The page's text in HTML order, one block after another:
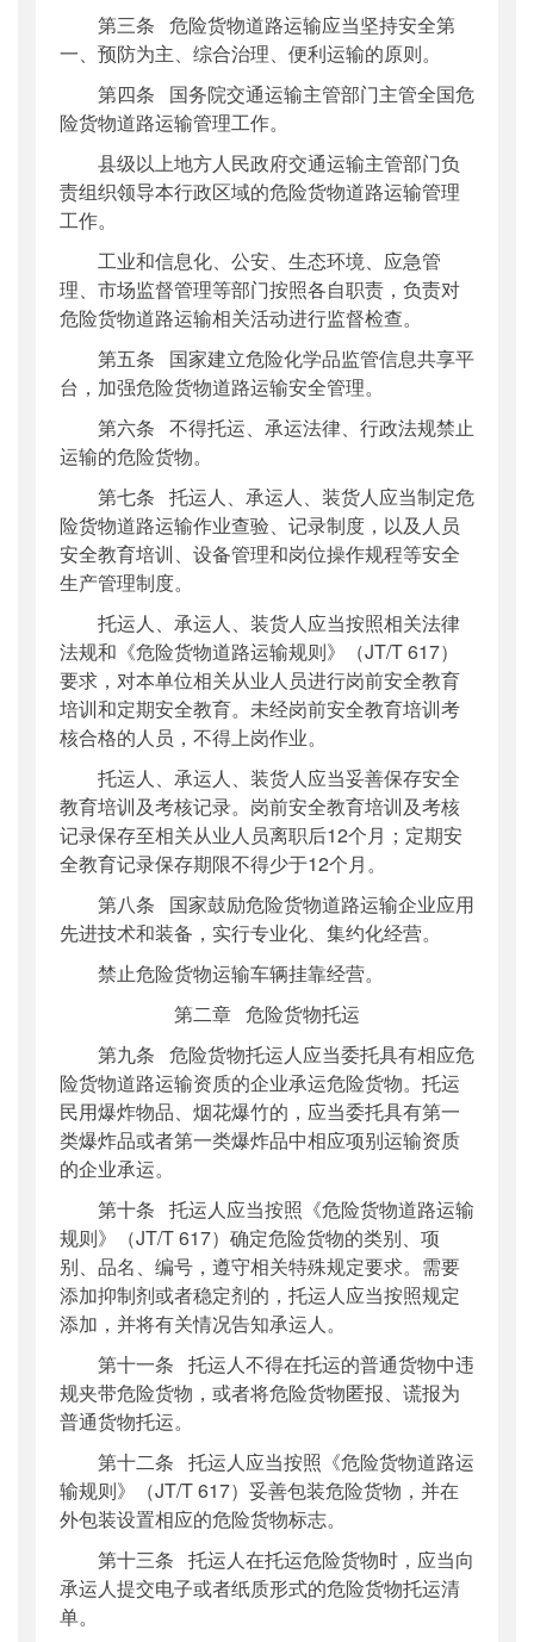
第三条 危险货物道路运输应当坚持安全第
一、预防为主、综合治理、便利运输的原则。
第四条 国务院交通运输主管部门主管全国危
险货物道路运输管理工作。
县级以上地方人民政府交通运输主管部门负
责组织领导本行政区域的危险货物道路运输管理
工作。
工业和信息化、公安、生态环境、应急管
理、市场监督管理等部门按照各自职责，负责对
危险货物道路运输相关活动进行监督检查。
第五条 国家建立危险化学品监管信息共享平
台，加强危险货物道路运输安全管理。
第六条 不得托运、承运法律、行政法规禁止
运输的危险货物。
第七条 托运人、承运人、装货人应当制定危
险货物道路运输作业查验、记录制度，以及人员
安全教育培训、设备管理和岗位操作规程等安全
生产管理制度。
托运人、承运人、装货人应当按照相关法律
法规和《危险货物道路运输规则》（JT/T 617）
要求，对本单位相关从业人员进行岗前安全教育
培训和定期安全教育。未经岗前安全教育培训考
核合格的人员，不得上岗作业。
托运人、承运人、装货人应当妥善保存安全
教育培训及考核记录。岗前安全教育培训及考核
记录保存至相关从业人员离职后12个月；定期安
全教育记录保存期限不得少于12个月。
第八条 国家鼓励危险货物道路运输企业应用
先进技术和装备，实行专业化、集约化经营。
禁止危险货物运输车辆挂靠经营。
第二章 危险货物托运
第九条 危险货物托运人应当委托具有相应危
险货物道路运输资质的企业承运危险货物。托运
民用爆炸物品、烟花爆竹的，应当委托具有第一
类爆炸品或者第一类爆炸品中相应项别运输资质
的企业承运。
第十条 托运人应当按照《危险货物道路运输
规则》（JT/T 617）确定危险货物的类别、项
别、品名、编号，遵守相关特殊规定要求。需要
添加抑制剂或者稳定剂的，托运人应当按照规定
添加，并将有关情况告知承运人。
第十一条 托运人不得在托运的普通货物中违
规夹带危险货物，或者将危险货物匿报、谎报为
普通货物托运。
第十二条 托运人应当按照《危险货物道路运
输规则》（JT/T 617）妥善包装危险货物，并在
外包装设置相应的危险货物标志。
第十三条 托运人在托运危险货物时，应当向
承运人提交电子或者纸质形式的危险货物托运清
单。